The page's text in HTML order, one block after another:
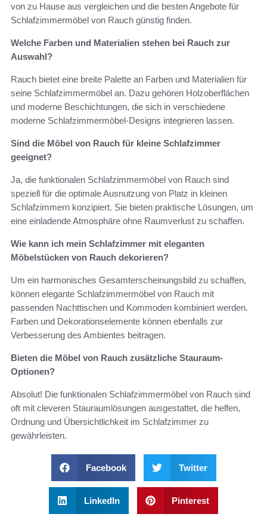
von zu Hause aus vergleichen und die besten Angebote für
Schlafzimmermöbel von Rauch günstig finden.
Welche Farben und Materialien stehen bei Rauch zur
Auswahl?
Rauch bietet eine breite Palette an Farben und Materialien für
seine Schlafzimmermöbel an. Dazu gehören Holzoberflächen
und moderne Beschichtungen, die sich in verschiedene
moderne Schlafzimmermöbel-Designs integrieren lassen.
Sind die Möbel von Rauch für kleine Schlafzimmer
geeignet?
Ja, die funktionalen Schlafzimmermöbel von Rauch sind
speziell für die optimale Ausnutzung von Platz in kleinen
Schlafzimmern konzipiert. Sie bieten praktische Lösungen, um
eine einladende Atmosphäre ohne Raumverlust zu schaffen.
Wie kann ich mein Schlafzimmer mit eleganten
Möbelstücken von Rauch dekorieren?
Um ein harmonisches Gesamterscheinungsbild zu schaffen,
können elegante Schlafzimmermöbel von Rauch mit
passenden Nachttischen und Kommoden kombiniert werden.
Farben und Dekorationselemente können ebenfalls zur
Verbesserung des Ambientes beitragen.
Bieten die Möbel von Rauch zusätzliche Stauraum-
Optionen?
Absolut! Die funktionalen Schlafzimmermöbel von Rauch sind
oft mit cleveren Stauraumlösungen ausgestattet, die helfen,
Ordnung und Übersichtlichkeit im Schlafzimmer zu
gewährleisten.
Facebook Twitter
LinkedIn Pinterest